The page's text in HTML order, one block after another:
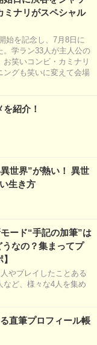
ミナリがスペシャル
始を記念し、7月8日に
。学ラン33人が主人公の
笑いコンビ・カミナリ
ングも笑いに変えて会場
紹介！
世界”が熱い！ 異世
生き方
ード“手記の加筆”は
なの？集まってプ
やプレイしたことある
など、様々な4人を集め
直筆プロフィール帳